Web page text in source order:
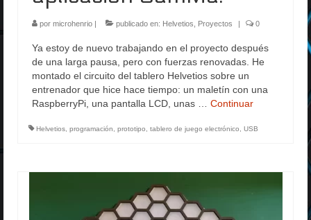
por microhenrio publicado en: Helvetios, Proyectos 0
Ya estoy de nuevo trabajando en el proyecto después
de una larga pausa, pero con fuerzas renovadas. He
montado el circuito del tablero Helvetios sobre un
entrenador que hice hace tiempo: un maletín con una
RaspberryPi, una pantalla LCD, unas … Continuar
Helvetios, programación, prototipo, tablero de juego electrónico, USB